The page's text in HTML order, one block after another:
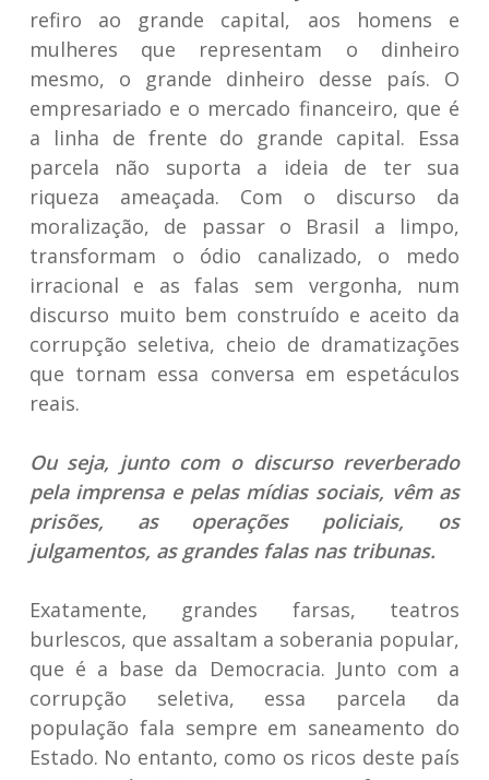
refiro ao grande capital, aos homens e
mulheres que representam o dinheiro
mesmo, o grande dinheiro desse país. O
empresariado e o mercado financeiro, que é
a linha de frente do grande capital. Essa
parcela não suporta a ideia de ter sua
riqueza ameaçada. Com o discurso da
moralização, de passar o Brasil a limpo,
transformam o ódio canalizado, o medo
irracional e as falas sem vergonha, num
discurso muito bem construído e aceito da
corrupção seletiva, cheio de dramatizações
que tornam essa conversa em espetáculos
reais.
Ou seja, junto com o discurso reverberado
pela imprensa e pelas mídias sociais, vêm as
prisões, as operações policiais, os
julgamentos, as grandes falas nas tribunas.
Exatamente, grandes farsas, teatros
burlescos, que assaltam a soberania popular,
que é a base da Democracia. Junto com a
corrupção seletiva, essa parcela da
população fala sempre em saneamento do
Estado. No entanto, como os ricos deste país